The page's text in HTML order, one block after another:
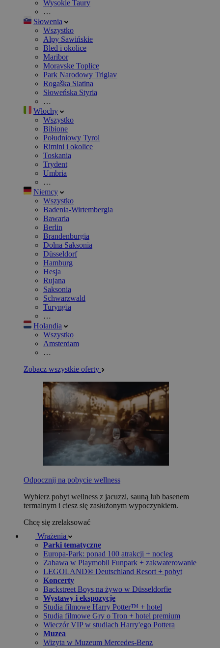
Wysokie Taury
…
Słowenia
Wszystko
Alpy Sawińskie
Bled i okolice
Maribor
Moravske Toplice
Park Narodowy Triglav
Rogaška Slatina
Słoweńska Styria
…
Włochy
Wszystko
Bibione
Południowy Tyrol
Rimini i okolice
Toskania
Trydent
Umbria
…
Niemcy
Wszystko
Badenia-Wirtembergia
Bawaria
Berlin
Brandenburgia
Dolna Saksonia
Düsseldorf
Hamburg
Hesja
Rujana
Saksonia
Schwarzwald
Turyngia
…
Holandia
Wszystko
Amsterdam
…
Zobacz wszystkie oferty
Odpocznij na pobycie wellness
Wybierz pobyt wellness z jacuzzi, sauną lub basenem
termalnym i ciesz się zasłużonym wypoczynkiem.
Chcę się zrelaksować
Wrażenia
Parki tematyczne
Europa-Park: ponad 100 atrakcji + nocleg
Zabawa w Playmobil Funpark + zakwaterowanie
LEGOLAND® Deutschland Resort + pobyt
Koncerty
Backstreet Boys na żywo w Düsseldorfie
Wystawy i ekspozycje
Studia filmowe Harry Potter™ + hotel
Studia filmowe Gry o Tron + hotel premium
Wieczór VIP w studiach Harry'ego Pottera
Muzea
Wizyta w Muzeum Mercedes-Benz